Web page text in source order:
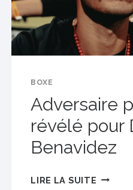
BOXE
Adversaire
révélé pour
Benavidez
LIRE LA SUITE